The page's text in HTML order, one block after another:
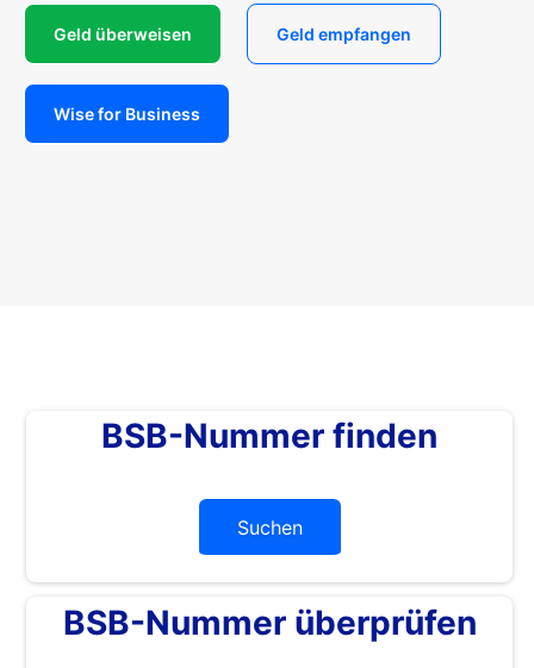
Geld überweisen Geld empfangen
Wise for Business
BSB-Nummer finden
Suchen
BSB-Nummer überprüfen